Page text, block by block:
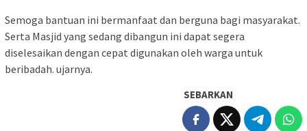
Semoga bantuan ini bermanfaat dan berguna bagi masyarakat.
Serta Masjid yang sedang dibangun ini dapat segera
diselesaikan dengan cepat digunakan oleh warga untuk
beribadah. ujarnya.
SEBARKAN